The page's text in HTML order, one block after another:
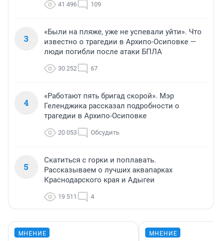
41 496 109
3
«Были на пляже, уже не успевали уйти». Что
известно о трагедии в Архипо-Осиповке —
люди погибли после атаки БПЛА
30 252 67
4
«Работают пять бригад скорой». Мэр
Геленджика рассказал подробности о
трагедии в Архипо-Осиповке
20 053 Обсудить
5
Скатиться с горки и поплавать.
Рассказываем о лучших аквапарках
Краснодарского края и Адыгеи
19 511 4
МНЕНИЕ МНЕНИЕ